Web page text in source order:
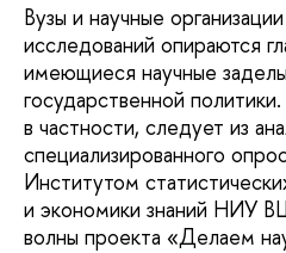
Вузы и научные
исследований опираются
имеющиеся научные
государственной
в частности, следует из
специализированного
Институтом
и экономики знаний НИУ
волны проекта «Делаем